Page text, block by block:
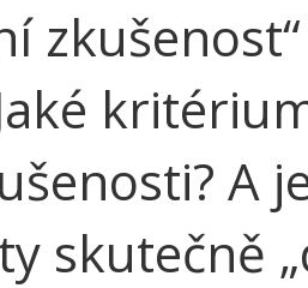
A
skutečně